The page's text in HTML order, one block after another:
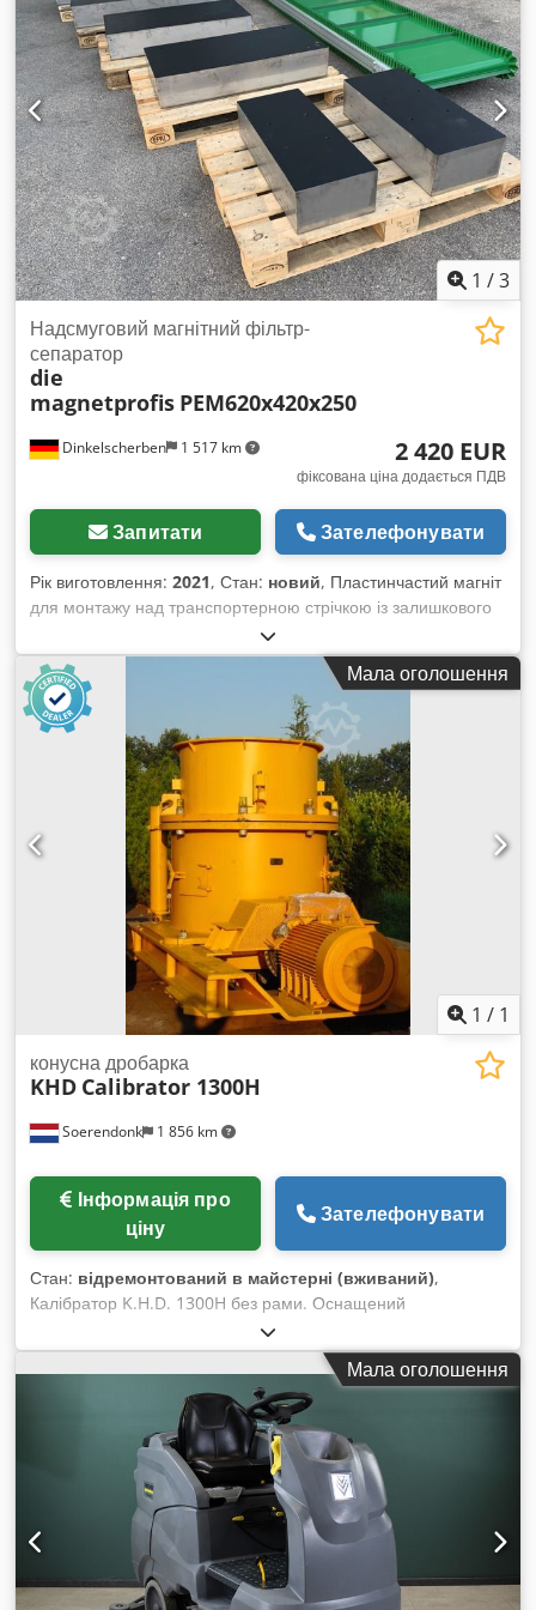
вантажного відсіку:1 360 мм, Обладнання:ABS,
кондиціонер
1 /3
Dinkelscherben 1 517 km
Надсмуговий магнітний фільтр-
сепаратор
die
magnetprofis PEM620x420x250
2 420 EUR
фіксована ціна додається ПДВ
Запитати Зателефонувати
Рік виготовлення: 2021, Стан: новий, Пластинчастий магніт
для монтажу над транспортерною стрічкою із залишкового
складу / надвиробництва Виконання – з нержавіючої сталі
марки VA 1.4301, герметично закритий. Продається
пластинчастий магніт із задніми різьбовими отворами.
Магніт може бути встановлений як «поліцейський магніт»
або для видалення металевих домішок над конвеєрною
стрічкою. Кільця для підвішування входять у комплект.
Розміри магнітного блоку: Cedjfktk Hepfx Aamerf 620 x 420
x 250 мм Доступний тільки 1 екземпляр для швидкої
поставки. Інші розміри є на складі.
Мала оголошення
1 / 1
Soerendonk 1 856 km
конусна дробарка
KHD Calibrator 1300H
ціну
Зателефонувати
Стан: відремонтований в майстерні (вживаний),
Калібратор K.H.D. 1300H без рами. Оснащений
гідравлічною установкою, електродвигуном і гідравлічною
муфтою Voith Turbo. З новим конусом і втулкою.
Відновлений, піскоструєний і пофарбований. Credpfxsvt Su
Мала оголошення